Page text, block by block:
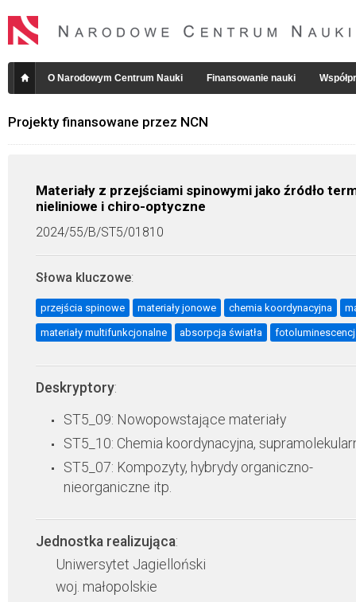
O Narodowym Centrum Nauki Finansowanie nauki
Projekty finansowane przez NCN
Materiały z przejściami spinowymi jako źródło
nieliniowe i chiro-optyczne
2024/55/B/ST5/01810
Słowa kluczowe:
przejścia spinowe materiały jonowe chemia koordynacyjna
materiały multifunkcjonalne absorpcja światła
Deskryptory:
ST5_09: Nowopowstające materiały
ST5_10: Chemia koordynacyjna,
ST5_07: Kompozyty, hybrydy organiczno-
nieorganiczne itp.
Jednostka realizująca:
Uniwersytet Jagielloński
woj. małopolskie